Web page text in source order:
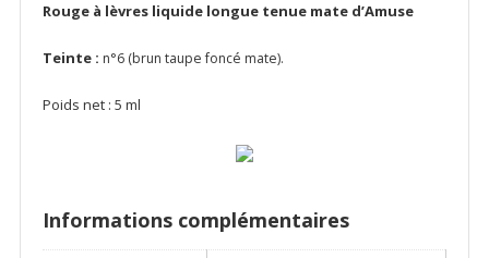
Rouge à lèvres liquide longue tenue mate d’Amuse
Teinte : n°6 (brun taupe foncé mate).
Poids net : 5 ml
Informations complémentaires